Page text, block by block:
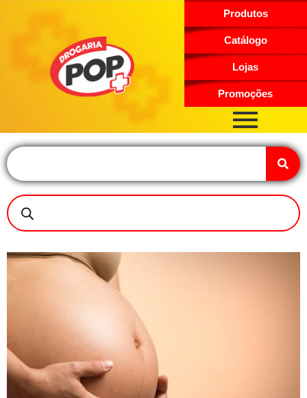
Produtos
Catálogo
Lojas
Promoções